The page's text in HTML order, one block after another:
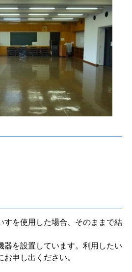
すを使用した場合、そのままで結
器を設置しています。利用したい
申し出ください。